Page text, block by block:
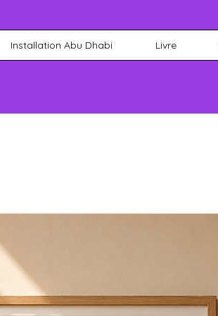
Installation Abu Dhabi Livre